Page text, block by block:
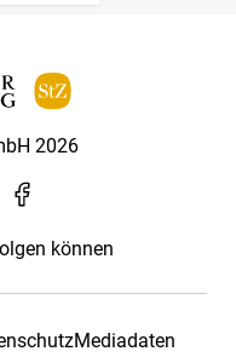
2026
können
Mediadaten